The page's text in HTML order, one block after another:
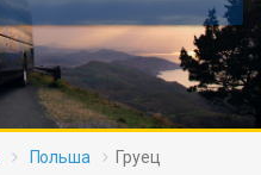
Польша Груец